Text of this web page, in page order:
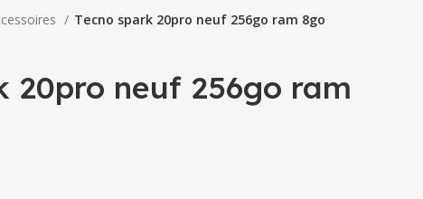
Tecno spark 20pro neuf 256go ram 8go
20pro neuf 256go ram